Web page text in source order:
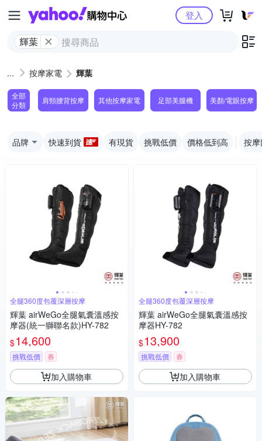
Yahoo購物中心
輝葉
登入
按摩家電 輝葉
全部
分類
肩頸腰背按摩 其他按摩家電 足部美腿機 美顏/電眼按摩
品牌 快速到貨 有現貨 挑戰低價 價格低到高 按
全腿360度包覆深層按摩
輝葉 airWeGo全腿氣囊溫感按
摩器(統一獅聯名款)HY-782
$14,600
挑戰低價 券
加入購物車
全腿360度包覆深層按摩
輝葉 airWeGo全腿氣囊溫感按
摩器HY-782
$13,900
挑戰低價 券
加入購物車